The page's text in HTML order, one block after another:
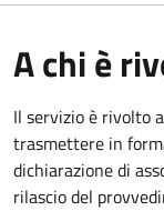
A chi è
Il servizio è rivolto
trasmettere in
dichiarazione di
rilascio del